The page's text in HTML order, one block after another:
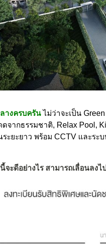
างครบครันไม่ว่าจะเป็น
จากธรรมชาติ, Relax Pool,
ะยะยาว พร้อม CCTV และร
จะดีอย่างไร สามารถเลื่อนลงไ